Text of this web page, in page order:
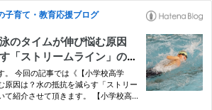
育て・教育応援ブログ
のタイムが伸び悩む原因
「ストリームライン」の作
。 今回の記事では《【小学校高学
原因は？水の抵抗を減らす「ストリー
て紹介させて頂きます。 【小学校高